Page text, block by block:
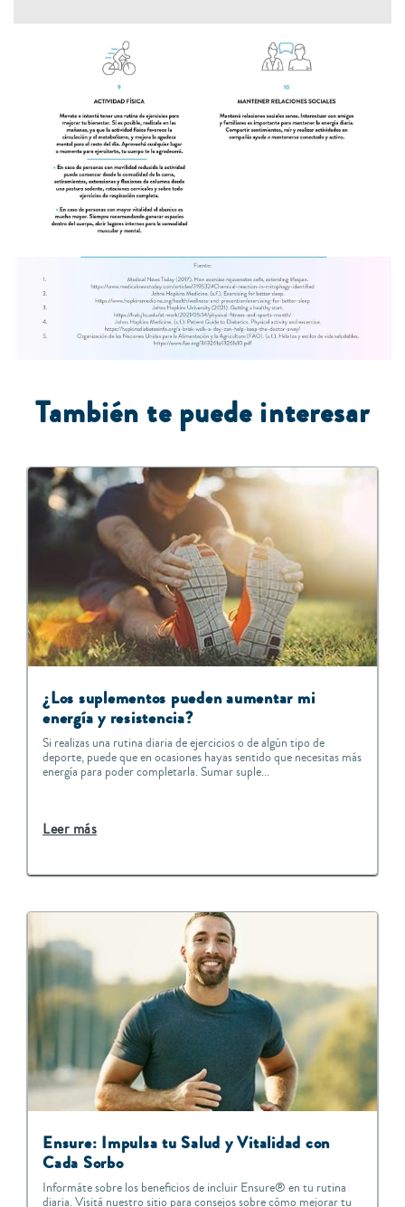
También te puede interesar
¿Los suplementos pueden aumentar mi
energía y resistencia?
Si realizas una rutina diaria de ejercicios o de algún tipo de
deporte, puede que en ocasiones hayas sentido que necesitas más
energía para poder completarla. Sumar suple...
Leer más
Ensure: Impulsa tu Salud y Vitalidad con
Cada Sorbo
Informáte sobre los beneficios de incluir Ensure® en tu rutina
diaria. Visitá nuestro sitio para consejos sobre cómo mejorar tu